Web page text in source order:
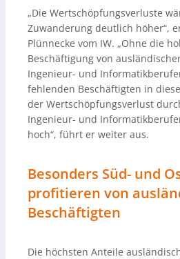
„Die Wertschöpfungsverluste
Zuwanderung deutlich höher“,
Plünnecke vom IW. „Ohne die
Beschäftigung von
Ingenieur- und
fehlenden Beschäftigten in
der Wertschöpfungsverlust
Ingenieur- und
hoch“, führt er weiter aus.
Besonders Süd- und
profitieren von
Beschäftigten
Die höchsten Anteile